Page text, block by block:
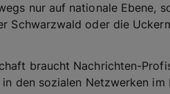
nur auf nationale Ebene,
Schwarzwald oder die
braucht Nachrichten-
in den sozialen Netzwerken